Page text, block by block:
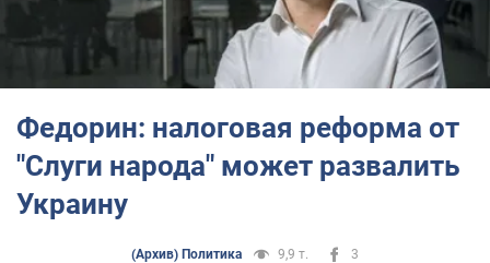
Федорин: налоговая реформа от
"Слуги народа" может развалить
Украину
(Архив) Политика 9,9 т. 3